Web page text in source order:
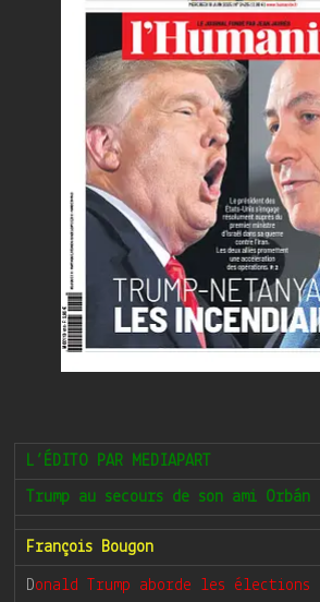
L’ÉDITO PAR MEDIAPART
Trump au secours de son ami Orbán
François Bougon
Donald Trump aborde les